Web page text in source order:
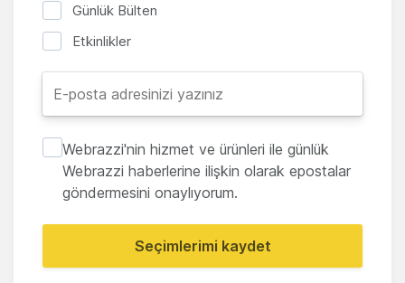
Günlük Bülten
Etkinlikler
Webrazzi'nin hizmet ve ürünleri ile günlük
Webrazzi haberlerine ilişkin olarak epostalar
göndermesini onaylıyorum.
Seçimlerimi kaydet